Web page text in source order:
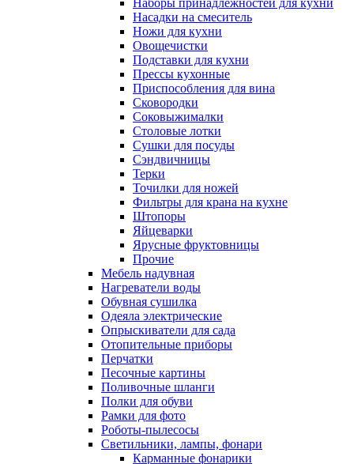
Наборы принадлежностей для кухни
Насадки на смеситель
Ножи для кухни
Овощечистки
Подставки для кухни
Прессы кухонные
Приспособления для вина
Сковородки
Соковыжималки
Столовые лотки
Сушки для посуды
Сэндвичницы
Терки
Точилки для ножей
Фильтры для крана на кухне
Штопоры
Яйцеварки
Ярусные фруктовницы
Прочие
Мебель надувная
Нагреватели воды
Обувная сушилка
Одеяла электрические
Опрыскиватели для сада
Отопительные приборы
Перчатки
Песочные картины
Поливочные шланги
Полки для обуви
Рамки для фото
Роботы-пылесосы
Светильники, лампы, фонари
Карманные фонарики